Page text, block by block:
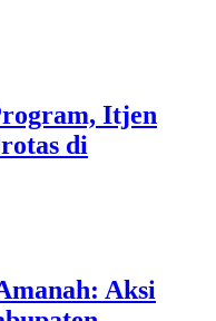
Itjen
di
Aksi